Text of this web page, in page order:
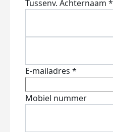
Tussenv. Achternaam *
E-mailadres *
Mobiel nummer